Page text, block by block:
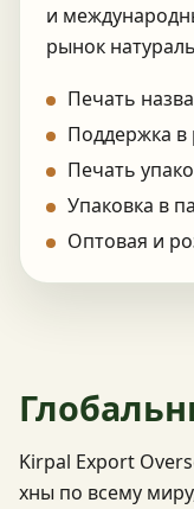
и
рынок
Печать
Поддержка в
Печать
Упаковка в
Оптовая и
Kirpal Export
хны по всему